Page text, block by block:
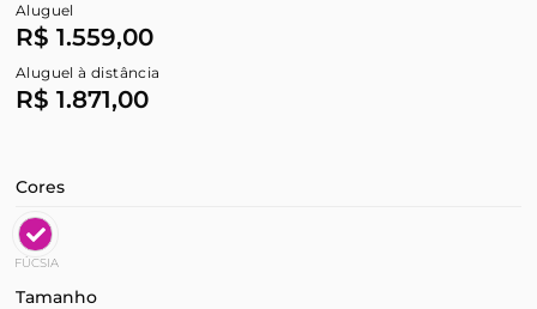
Aluguel
R$ 1.559,00
Aluguel à distância
R$ 1.871,00
Cores
FÚCSIA
Tamanho